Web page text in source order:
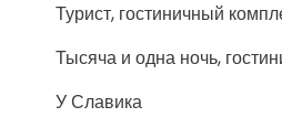
Турист, гостиничный
Тысяча и одна ночь,
У Славика